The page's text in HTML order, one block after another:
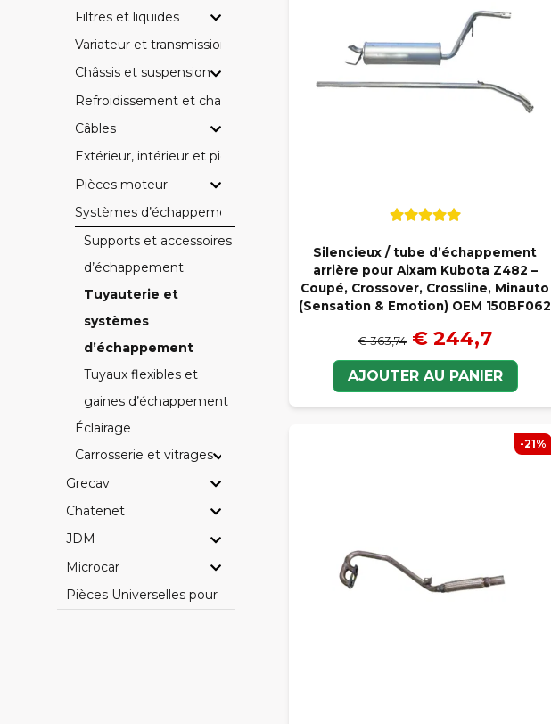
Filtres et liquides
Variateur et transmission
Châssis et suspension
Refroidissement et chauffage
Câbles
Extérieur, intérieur et pièces électriques
Pièces moteur
Systèmes d’échappement
Supports et accessoires
d’échappement
Tuyauterie et
systèmes
d’échappement
Tuyaux flexibles et
gaines d’échappement
Éclairage
Carrosserie et vitrages
Grecav
Chatenet
JDM
Microcar
Pièces Universelles pour Voitures Sans Permis
Silencieux / tube d’échappement
arrière pour Aixam Kubota Z482 –
Coupé, Crossover, Crossline, Minauto
(Sensation & Emotion) OEM 150BF062
€ 363,74 € 244,7
AJOUTER AU PANIER
-21%